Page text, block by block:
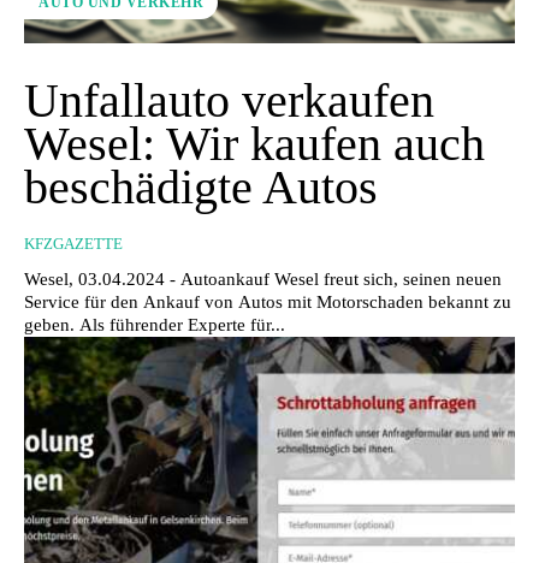
Unfallauto verkaufen
Wesel: Wir kaufen auch
beschädigte Autos
KFZGAZETTE
Wesel, 03.04.2024 - Autoankauf Wesel freut sich, seinen neuen
Service für den Ankauf von Autos mit Motorschaden bekannt zu
geben. Als führender Experte für...